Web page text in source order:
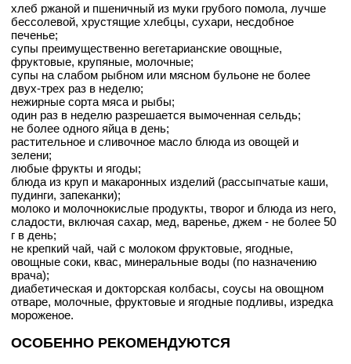
хлеб ржаной и пшеничный из муки грубого помола, лучше
бессолевой, хрустящие хлебцы, сухари, несдобное
печенье;
супы преимущественно вегетарианские овощные,
фруктовые, крупяные, молочные;
супы на слабом рыбном или мясном бульоне не более
двух-трех раз в неделю;
нежирные сорта мяса и рыбы;
один раз в неделю разрешается вымоченная сельдь;
не более одного яйца в день;
растительное и сливочное масло блюда из овощей и
зелени;
любые фрукты и ягоды;
блюда из круп и макаронных изделий (рассыпчатые каши,
пудинги, запеканки);
молоко и молочнокислые продукты, творог и блюда из него,
сладости, включая сахар, мед, варенье, джем - не более 50
г в день;
не крепкий чай, чай с молоком фруктовые, ягодные,
овощные соки, квас, минеральные воды (по назначению
врача);
диабетическая и докторская колбасы, соусы на овощном
отваре, молочные, фруктовые и ягодные подливы, изредка
мороженое.
ОСОБЕННО РЕКОМЕНДУЮТСЯ